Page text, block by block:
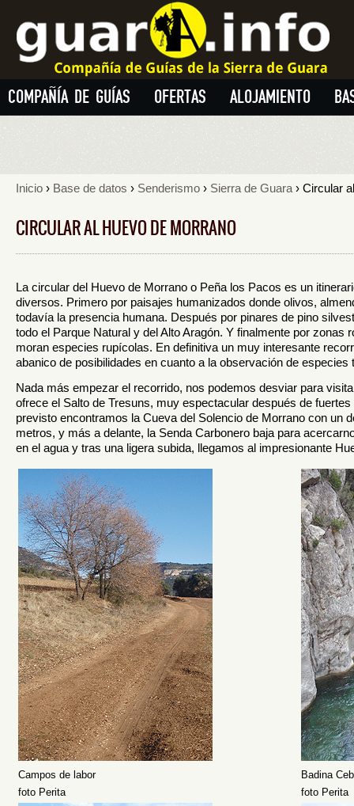
COMPAÑÍA DE GUÍAS OFERTAS ALOJAMIENTO
Inicio › Base de datos › Senderismo › Sierra de Guara › Circular
CIRCULAR AL HUEVO DE MORRANO
La circular del Huevo de Morrano o Peña los Pacos es un
diversos. Primero por paisajes humanizados donde olivos,
todavía la presencia humana. Después por pinares de pino
todo el Parque Natural y del Alto Aragón. Y finalmente por zonas
moran especies rupícolas. En definitiva un muy interesante
abanico de posibilidades en cuanto a la observación de
Nada más empezar el recorrido, nos podemos desviar para
ofrece el Salto de Tresuns, muy espectacular después de
previsto encontramos la Cueva del Solencio de Morrano con un
metros, y más a delante, la Senda Carbonero baja para
en el agua y tras una ligera subida, llegamos al impresionante
Campos de labor
Badina
foto Perita
foto Perita